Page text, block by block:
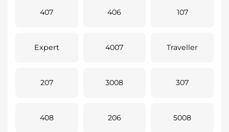
407 406 107
Expert 4007 Traveller
207 3008 307
408 206 5008